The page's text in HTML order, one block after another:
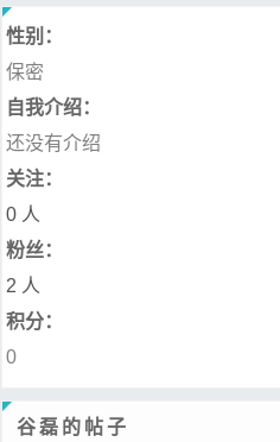
性别：
保密
自我介绍：
还没有介绍
关注：
0 人
粉丝：
2 人
积分：
0
谷磊的帖子